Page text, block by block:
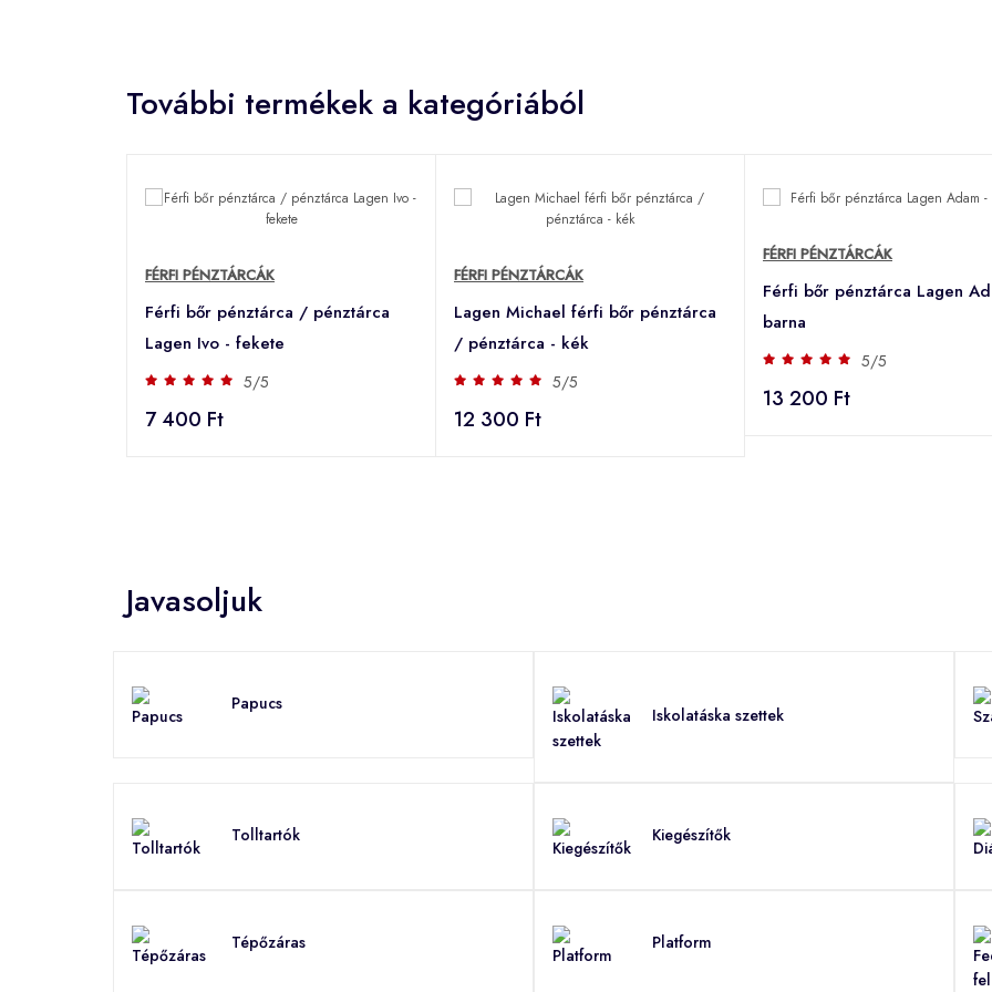
További termékek a kategóriából
FÉRFI PÉNZTÁRCÁK
Férfi bőr pénztárca / pénztárca
Lagen Ivo - fekete
5/5
7 400 Ft
FÉRFI PÉNZTÁRCÁK
Lagen Michael férfi bőr pénztárca
/ pénztárca - kék
5/5
12 300 Ft
FÉRFI PÉNZTÁRCÁK
Férfi bőr pénztárca Lagen
barna
5/5
13 200 Ft
Javasoljuk
Papucs
Iskolatáska szettek
Tolltartók Kiegészítők
Tépőzáras Platform